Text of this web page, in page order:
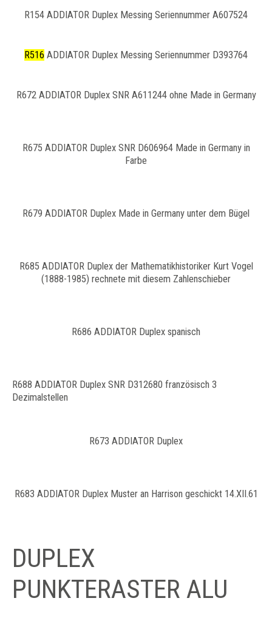
R154 ADDIATOR Duplex Messing Seriennummer A607524
R516 ADDIATOR Duplex Messing Seriennummer D393764
R672 ADDIATOR Duplex SNR A611244 ohne Made in Germany
R675 ADDIATOR Duplex SNR D606964 Made in Germany in
Farbe
R679 ADDIATOR Duplex Made in Germany unter dem Bügel
R685 ADDIATOR Duplex der Mathematikhistoriker Kurt Vogel
(1888-1985) rechnete mit diesem Zahlenschieber
R686 ADDIATOR Duplex spanisch
R688 ADDIATOR Duplex SNR D312680 französisch 3
Dezimalstellen
R673 ADDIATOR Duplex
R683 ADDIATOR Duplex Muster an Harrison geschickt 14.XII.61
DUPLEX
PUNKTERASTER ALU